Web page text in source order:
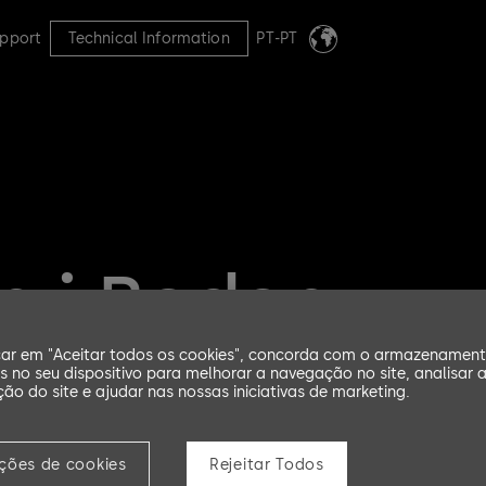
Technical Information PT-PT
i Boden
em "Aceitar todos os cookies", concorda com o
no seu dispositivo para melhorar a navegação no site, analisar a
do site e ajudar nas nossas iniciativas de marketing.
de cookies Rejeitar Todos